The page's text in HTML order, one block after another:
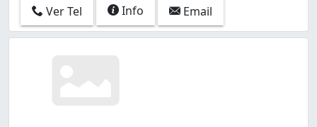
Ver Tel Info Email